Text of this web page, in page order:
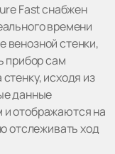
Fast снабжен
времени
венозной стенки,
прибор сам
исходя из
данные
отображаются на
отслеживать ход